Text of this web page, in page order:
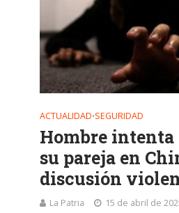
ACTUALIDAD•SEGURIDAD
Hombre intenta
su pareja en
discusión
La Patria 15 de abril de